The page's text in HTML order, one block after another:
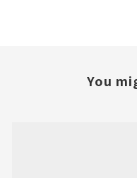
You